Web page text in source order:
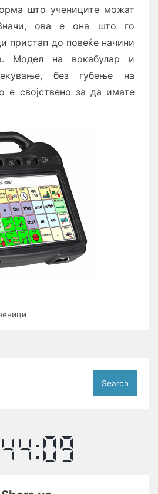
што учениците можат
ова е она што го
пристап до повеќе начини
Модел на вокабулар и
без губење на
е својствено за да имате